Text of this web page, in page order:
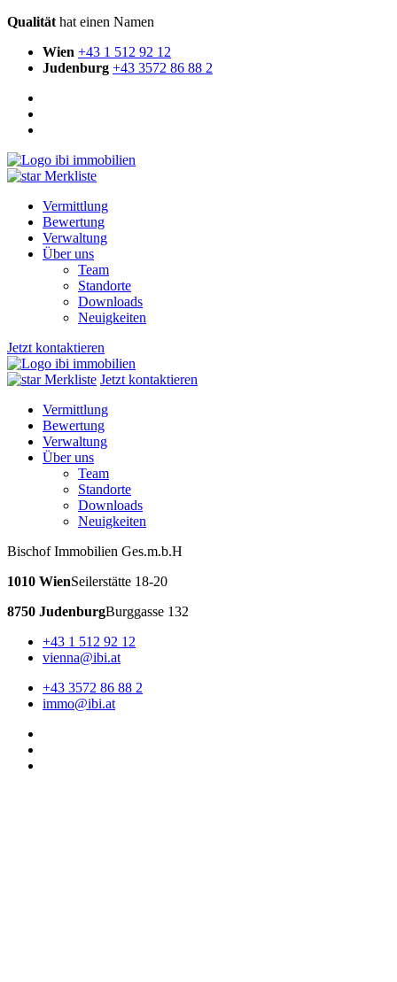
Qualität hat einen Namen
Wien +43 1 512 92 12
Judenburg +43 3572 86 88 2
Merkliste
Vermittlung
Bewertung
Verwaltung
Über uns
Team
Standorte
Downloads
Neuigkeiten
Jetzt kontaktieren
Merkliste Jetzt kontaktieren
Vermittlung
Bewertung
Verwaltung
Über uns
Team
Standorte
Downloads
Neuigkeiten
Bischof Immobilien Ges.m.b.H
1010 WienSeilerstätte 18-20
8750 JudenburgBurggasse 132
+43 1 512 92 12
vienna@ibi.at
+43 3572 86 88 2
immo@ibi.at